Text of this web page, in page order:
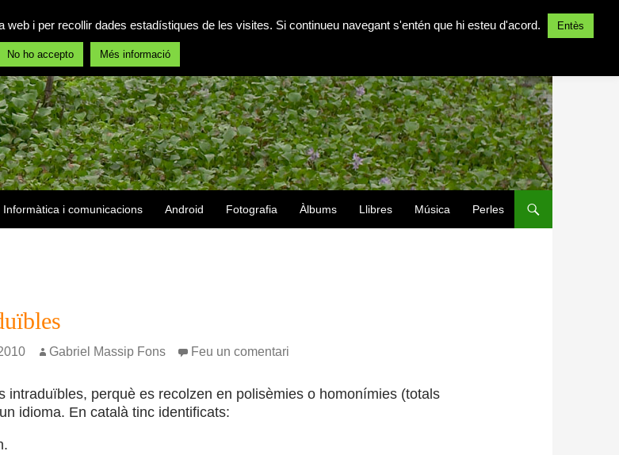
Informàtica i comunicacions Android Fotografia Àlbums Llibres Música Perles
Gabriel Massip Fons Feu un comentari
intraduïbles, perquè es recolzen en polisèmies o homonímies (totals
idioma. En català tinc identificats:
i per recollir dades estadístiques de les visites. Si continueu navegant s'entén que hi esteu d'acord. Entès
No ho accepto Més informació